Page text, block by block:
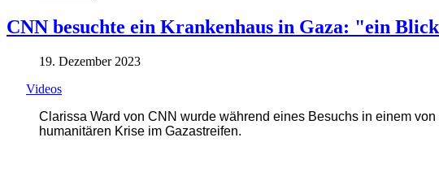
CNN besuchte ein Krankenhaus in Gaza: "ein
19. Dezember 2023
Videos
Clarissa Ward von CNN wurde während eines Besuchs in einem
humanitären Krise im Gazastreifen.